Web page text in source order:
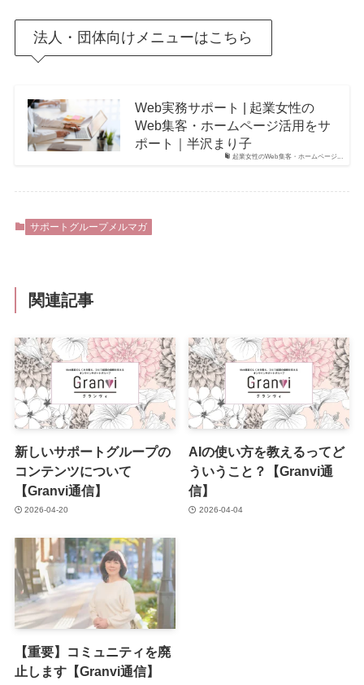
法人・団体向けメニューはこちら
起業女性のWeb集客・ホームページ...
Web実務サポート | 起業女性の
Web集客・ホームページ活用をサ
ポート｜半沢まり子
サポートグループメルマガ
関連記事
新しいサポートグループの
コンテンツについて
【Granvi通信】
2026-04-20
AIの使い方を教えるってど
ういうこと？【Granvi通
信】
2026-04-04
【重要】コミュニティを廃
止します【Granvi通信】